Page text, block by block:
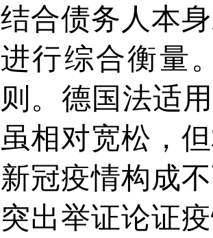
结合债务人本
进行综合衡量
则。德国法适
虽相对宽松，
新冠疫情构成
突出举证论证